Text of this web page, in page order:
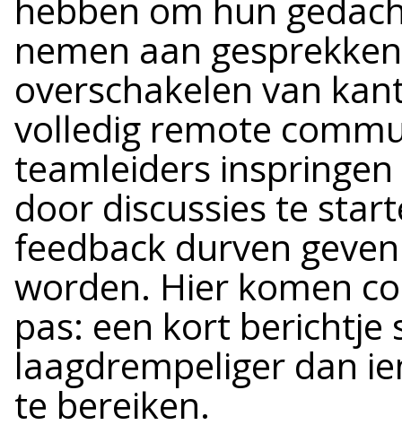
hebben om hun
nemen aan
overschakelen van
volledig remote
teamleiders
door discussies te
feedback durven
worden. Hier komen
pas: een kort berichtje
laagdrempeliger dan
te bereiken.